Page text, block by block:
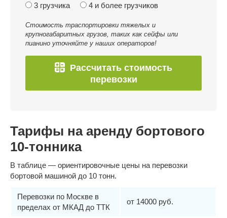
3 грузчика
4 и более грузчиков
Стоимость траспортировки тяжелых и
крупногабаритных грузов, таких как сейфы или
пианино уточняйте у наших операторов!
Рассчитать стоимость
перевозки
Тарифы на аренду бортового
10-тонника
В таблице — ориентировочные цены на перевозки
бортовой машиной до 10 тонн.
Перевозки по Москве в
пределах от МКАД до ТТК
от 14000 руб.